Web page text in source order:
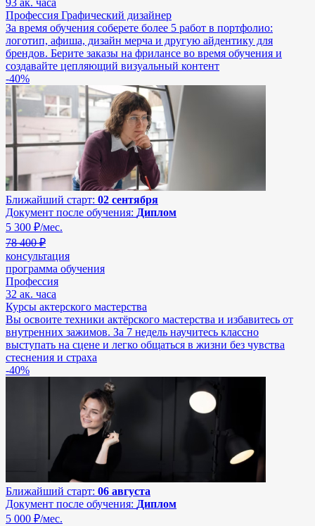
93 ак. часа
Профессия Графический дизайнер
За время обучения соберете более 5 работ в портфолио:
логотип, афиша, дизайн мерча и другую айдентику для
брендов. Берите заказы на фрилансе во время обучения и
создавайте цепляющий визуальный контент
-40%
Ближайший старт: 02 сентября
Документ после обучения: Диплом
5 300 ₽/мес.
78 400 ₽
консультация
программа обучения
Профессия
32 ак. часа
Курсы актерского мастерства
Вы освоите техники актёрского мастерства и избавитесь от
внутренних зажимов. За 7 недель научитесь классно
выступать на сцене и легко общаться в жизни без чувства
стеснения и страха
-40%
Ближайший старт: 06 августа
Документ после обучения: Диплом
5 000 ₽/мес.